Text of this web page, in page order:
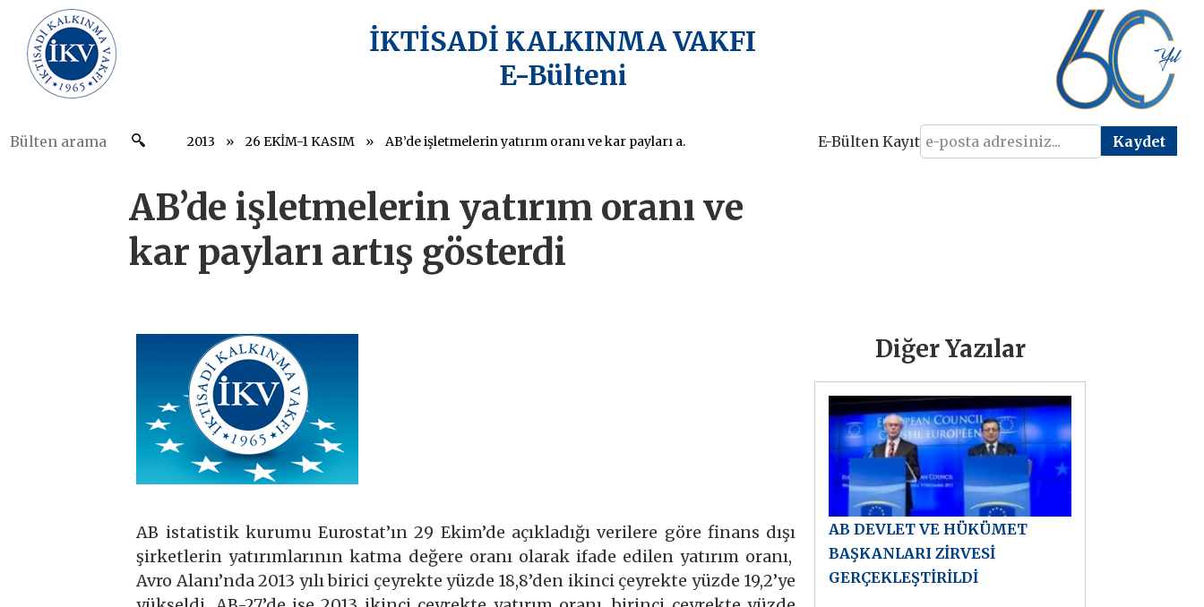
İKTİSADİ KALKINMA VAKFI
E-Bülteni
2013 26 EKİM-1 KASIM AB’de işletmelerin yatırım oranı ve kar payları artış gösterdi E-Bülten Kayıt
AB’de işletmelerin yatırım oranı ve
kar payları artış gösterdi
AB istatistik kurumu Eurostat’ın 29 Ekim’de açıkladığı verilere göre finans dışı
şirketlerin yatırımlarının katma değere oranı olarak ifade edilen yatırım oranı,
Avro Alanı’nda 2013 yılı birici çeyrekte yüzde 18,8’den ikinci çeyrekte yüzde 19,2’ye
Diğer Yazılar
AB DEVLET VE HÜKÜMET
BAŞKANLARI ZİRVESİ
GERÇEKLEŞTİRİLDİ